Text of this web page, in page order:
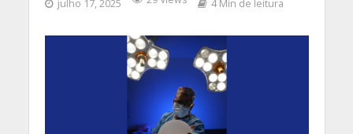
julho 17, 2025 4 Min de leitura